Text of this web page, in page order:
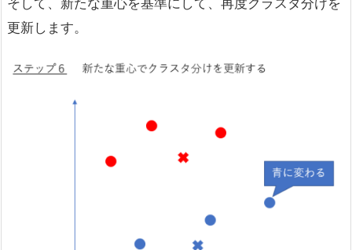
更新します。